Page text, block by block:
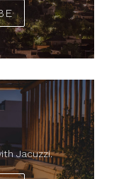
Jacuzzi.